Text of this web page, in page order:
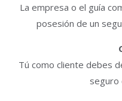
La empresa o el guía
posesión de un
Tú como cliente debes
seguro